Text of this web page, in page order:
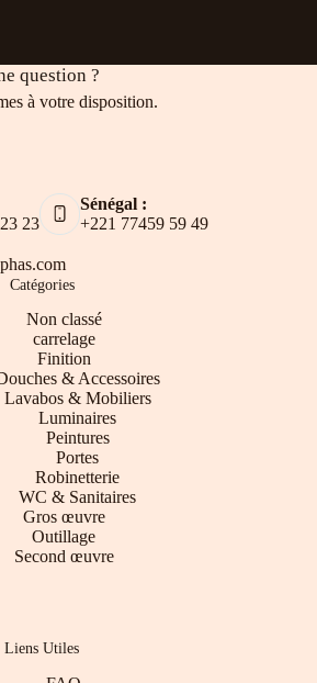
question ?
à votre disposition.
23
Sénégal :
+221 77459 59 49
Catégories
Non classé
carrelage
Finition
& Accessoires
Lavabos & Mobiliers
Luminaires
Peintures
Portes
Robinetterie
WC & Sanitaires
Gros œuvre
Outillage
Second œuvre
Liens Utiles